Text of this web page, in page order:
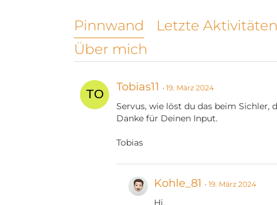
Pinnwand Letzte Aktivitäten
Über mich
Tobias11 19. März 2024
Servus, wie löst du das beim Sichler,
Danke für Deinen Input.
Tobias
Kohle_81 19. März 2024
Hi,